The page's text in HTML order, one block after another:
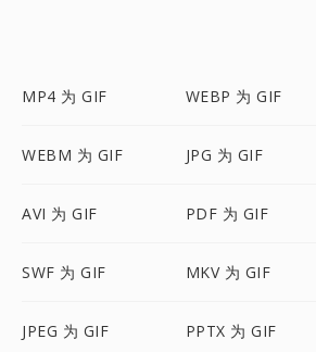
MP4 为 GIF WEBP 为 GIF
WEBM 为 GIF JPG 为 GIF
AVI 为 GIF PDF 为 GIF
SWF 为 GIF MKV 为 GIF
JPEG 为 GIF PPTX 为 GIF